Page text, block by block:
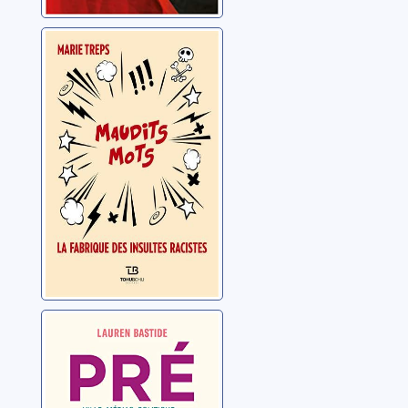
Maudits mots: la
fabrique des
insultes racistes
Treps, Marie
Présentes: villes,
médias,
politique... quelle